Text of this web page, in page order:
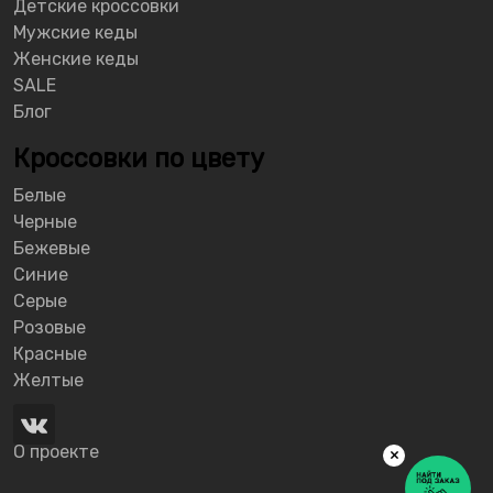
Детские кроссовки
Мужские кеды
Женские кеды
SALE
Блог
Кроссовки по цвету
Белые
Черные
Бежевые
Синие
Серые
Розовые
Красные
Желтые
О проекте ×